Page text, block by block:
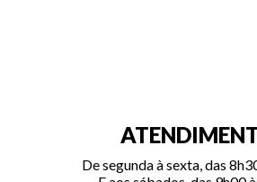
De segunda à sexta, das